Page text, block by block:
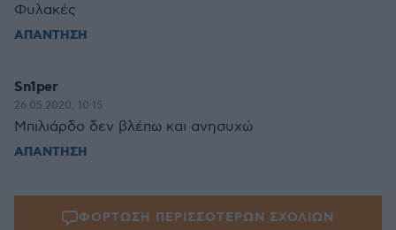
Φυλακές
ΑΠΑΝΤΗΣΗ
Sn1per
26.05.2020, 10:15
Μπιλιάρδο δεν βλέπω και ανησυχώ
ΑΠΑΝΤΗΣΗ
ΦΟΡΤΩΣΗ ΠΕΡΙΣΣΟΤΕΡΩΝ ΣΧΟΛΙΩΝ